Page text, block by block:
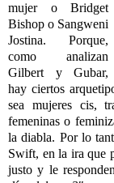
mujer o Bridget
Bishop o Sangweni
Jostina. Porque,
como analizan
Gilbert y Gubar,
hay ciertos
sea mujeres cis,
femeninas o
la diabla. Por lo
Swift, en la ira que
justo y le